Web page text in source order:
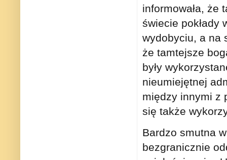
informowała, że
świecie pokłady
wydobyciu, a na
że tamtejsze
były
nieumiejętnej
między innymi z
się także
Bardzo smutna
bezgranicznie